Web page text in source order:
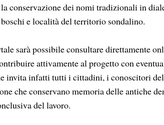
conservazione dei nomi tradizionali in
e località del territorio sondalino.
sarà possibile consultare direttamente
attivamente al progetto con
invita infatti tutti i cittadini, i conoscitori
che conservano memoria delle antiche
del lavoro.